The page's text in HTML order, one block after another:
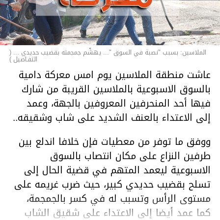
الملاسين: بسبب "نصبة في السوق "... يهشّم جمجمته بقضيب حديدي ... (
التفـاصيل )
عاشت منطقة الملاسين يوم امس معركة دامية
بالسوق الاسبوعية بالملاسين القريبة من شارك
فيها أحد المنحرفين المعروفين بالجهة، وعمد
إلى الاعتداء بالعنف الشديد على شاب وشقيقه..
ووفق ما توفر من معطيات فإن خلافا اندلع بين
طرفين النزاع على مكان انتصاب بالسوق
الاسبوعية ليعمد المتهم في قضية الحال إلى
تسلح بقضيب حديدي كبير، حيث ضرب غريمه على
مستوى الرأس وتسبب له في كسر بالجمجمة،
كما عمد أيضا إلى الاعتداء على شقيق الشاب